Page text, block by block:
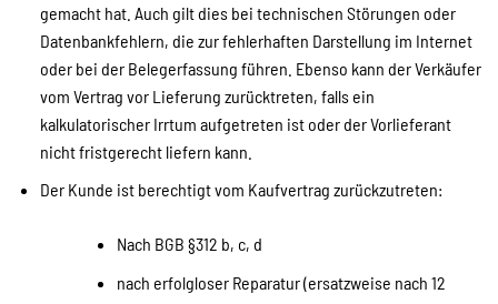
gemacht hat. Auch gilt dies bei technischen Störungen oder
Datenbankfehlern, die zur fehlerhaften Darstellung im Internet
oder bei der Belegerfassung führen. Ebenso kann der Verkäufer
vom Vertrag vor Lieferung zurücktreten, falls ein
kalkulatorischer Irrtum aufgetreten ist oder der Vorlieferant
nicht fristgerecht liefern kann.
Der Kunde ist berechtigt vom Kaufvertrag zurückzutreten:
Nach BGB §312 b, c, d
nach erfolgloser Reparatur (ersatzweise nach 12